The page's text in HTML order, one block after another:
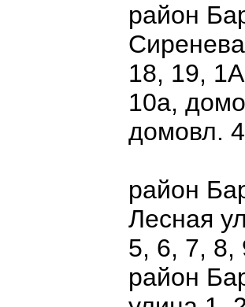
район
18, 19,
10а,
домовл.
район
Лесная
5, 6, 7, 8,
район